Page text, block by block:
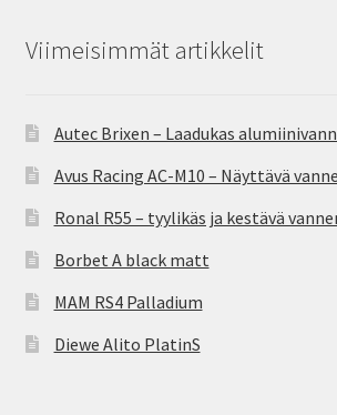
Viimeisimmät artikkelit
Autec Brixen – Laadukas
Avus Racing AC-M10 – Näyttävä vanne
Ronal R55 – tyylikäs ja kestävä
Borbet A black matt
MAM RS4 Palladium
Diewe Alito PlatinS